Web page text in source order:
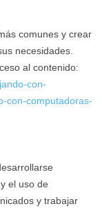
comunes y crear
necesidades.
al contenido:
con-
con-computadoras-
el uso de
y trabajar